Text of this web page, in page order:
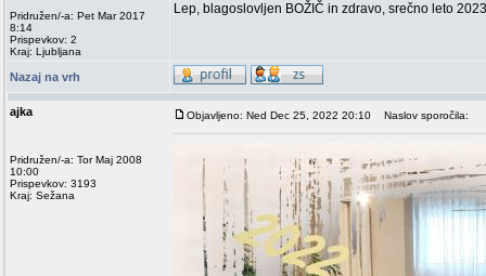
Pridružen/-a: Pet Mar 2017
8:14
Prispevkov: 2
Kraj: Ljubljana
Lep, blagoslovljen BOŽIČ in zdravo, srečno leto
Nazaj na vrh
ajka
Pridružen/-a: Tor Maj 2008
10:00
Prispevkov: 3193
Kraj: Sežana
Objavljeno: Ned Dec 25, 2022 20:10 Naslov sporočila: